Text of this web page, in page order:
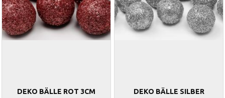
DEKO BÄLLE ROT 3CM DEKO BÄLLE SILBER